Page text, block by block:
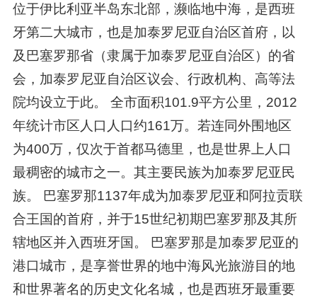
位于伊比利亚半岛东北部，濒临地中海，是西班
牙第二大城市，也是加泰罗尼亚自治区首府，以
及巴塞罗那省（隶属于加泰罗尼亚自治区）的省
会，加泰罗尼亚自治区议会、行政机构、高等法
院均设立于此。 全市面积101.9平方公里，2012
年统计市区人口人口约161万。若连同外围地区
为400万，仅次于首都马德里，也是世界上人口
最稠密的城市之一。其主要民族为加泰罗尼亚民
族。 巴塞罗那1137年成为加泰罗尼亚和阿拉贡联
合王国的首府，并于15世纪初期巴塞罗那及其所
辖地区并入西班牙国。 巴塞罗那是加泰罗尼亚的
港口城市，是享誉世界的地中海风光旅游目的地
和世界著名的历史文化名城，也是西班牙最重要